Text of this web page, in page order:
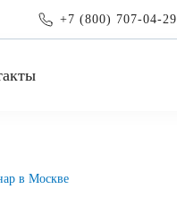
+7 (800) 707-04-29
в Москве